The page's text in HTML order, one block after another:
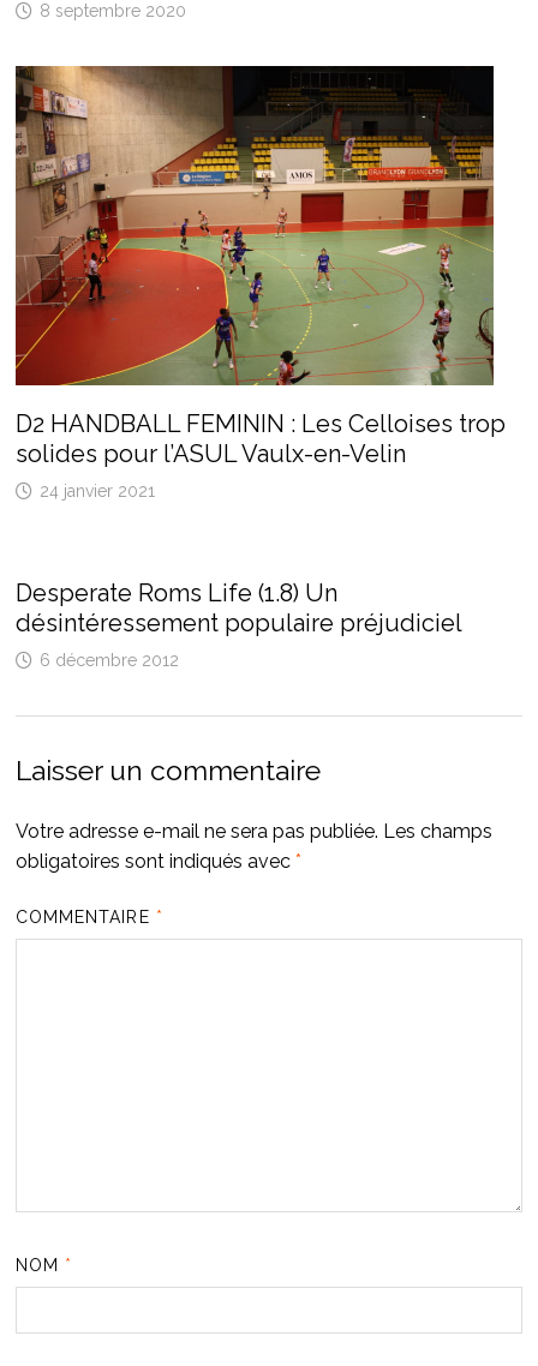
8 septembre 2020
D2 HANDBALL FEMININ : Les Celloises trop
solides pour l’ASUL Vaulx-en-Velin
24 janvier 2021
Desperate Roms Life (1.8) Un
désintéressement populaire préjudiciel
6 décembre 2012
Laisser un commentaire
Votre adresse e-mail ne sera pas publiée. Les champs
obligatoires sont indiqués avec *
COMMENTAIRE *
NOM *